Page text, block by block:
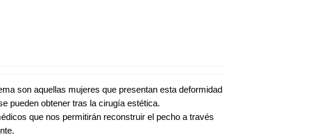
son aquellas mujeres que presentan esta deformidad
pueden obtener tras la cirugía estética.
que nos permitirán reconstruir el pecho a través